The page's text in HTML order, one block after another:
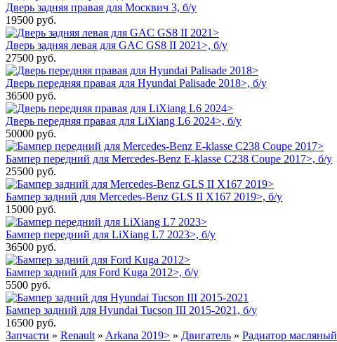
Дверь задняя правая для Москвич 3, б/у
19500 руб.
Дверь задняя левая для GAC GS8 II 2021>, б/у
27500 руб.
Дверь передняя правая для Hyundai Palisade 2018>, б/у
36500 руб.
Дверь передняя правая для LiXiang L6 2024>, б/у
50000 руб.
Бампер передний для Mercedes-Benz E-klasse C238 Coupe 2017>, б/у
25500 руб.
Бампер задний для Mercedes-Benz GLS II X167 2019>, б/у
15000 руб.
Бампер передний для LiXiang L7 2023>, б/у
36500 руб.
Бампер задний для Ford Kuga 2012>, б/у
5500 руб.
Бампер задний для Hyundai Tucson III 2015-2021, б/у
16500 руб.
Запчасти » Renault » Arkana 2019> » Двигатель » Радиатор масляный